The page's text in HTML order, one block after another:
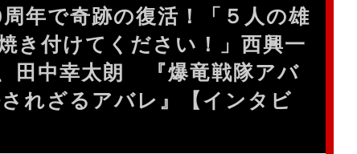
年で奇跡の復活！「５人の雄
き付けてください！」西興一
田中幸太朗 『爆竜戦隊アバ
れざるアバレ』【インタビ